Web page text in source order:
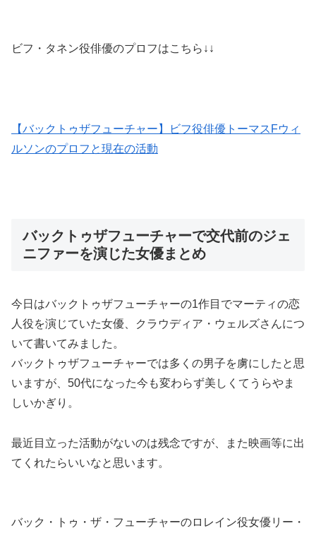
ビフ・タネン役俳優のプロフはこちら↓↓
【バックトゥザフューチャー】ビフ役俳優トーマスFウィ
ルソンのプロフと現在の活動
バックトゥザフューチャーで交代前のジェ
ニファーを演じた女優まとめ
今日はバックトゥザフューチャーの1作目でマーティの恋
人役を演じていた女優、クラウディア・ウェルズさんにつ
いて書いてみました。
バックトゥザフューチャーでは多くの男子を虜にしたと思
いますが、50代になった今も変わらず美しくてうらやま
しいかぎり。
最近目立った活動がないのは残念ですが、また映画等に出
てくれたらいいなと思います。
バック・トゥ・ザ・フューチャーのロレイン役女優リー・